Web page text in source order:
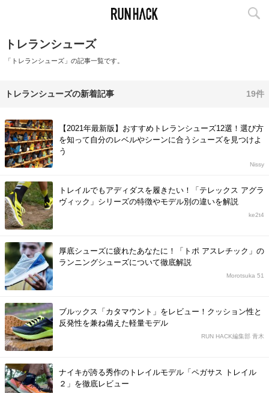
トレランシューズ
「トレランシューズ」の記事一覧です。
トレランシューズの新着記事 19件
【2021年最新版】おすすめトレランシューズ12選！選び方
を知って自分のレベルやシーンに合うシューズを見つけよ
う
Nissy
トレイルでもアディダスを履きたい！「テレックス アグラ
ヴィック」シリーズの特徴やモデル別の違いを解説
ke2t4
厚底シューズに疲れたあなたに！「トポ アスレチック」の
ランニングシューズについて徹底解説
Morotsuka 51
ブルックス「カタマウント」をレビュー！クッション性と
反発性を兼ね備えた軽量モデル
RUN HACK編集部 青木
ナイキが誇る秀作のトレイルモデル「ペガサス トレイル
２」を徹底レビュー